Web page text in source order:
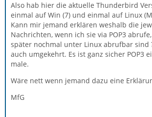
Also hab hier die aktuelle Thunderbird
einmal auf Win (7) und einmal auf Linux
Kann mir jemand erklären weshalb die
Nachrichten, wenn ich sie via POP3
später nochmal unter Linux abrufbar sind
auch umgekehrt. Es ist ganz sicher POP3
male.
Wäre nett wenn jemand dazu eine
MfG